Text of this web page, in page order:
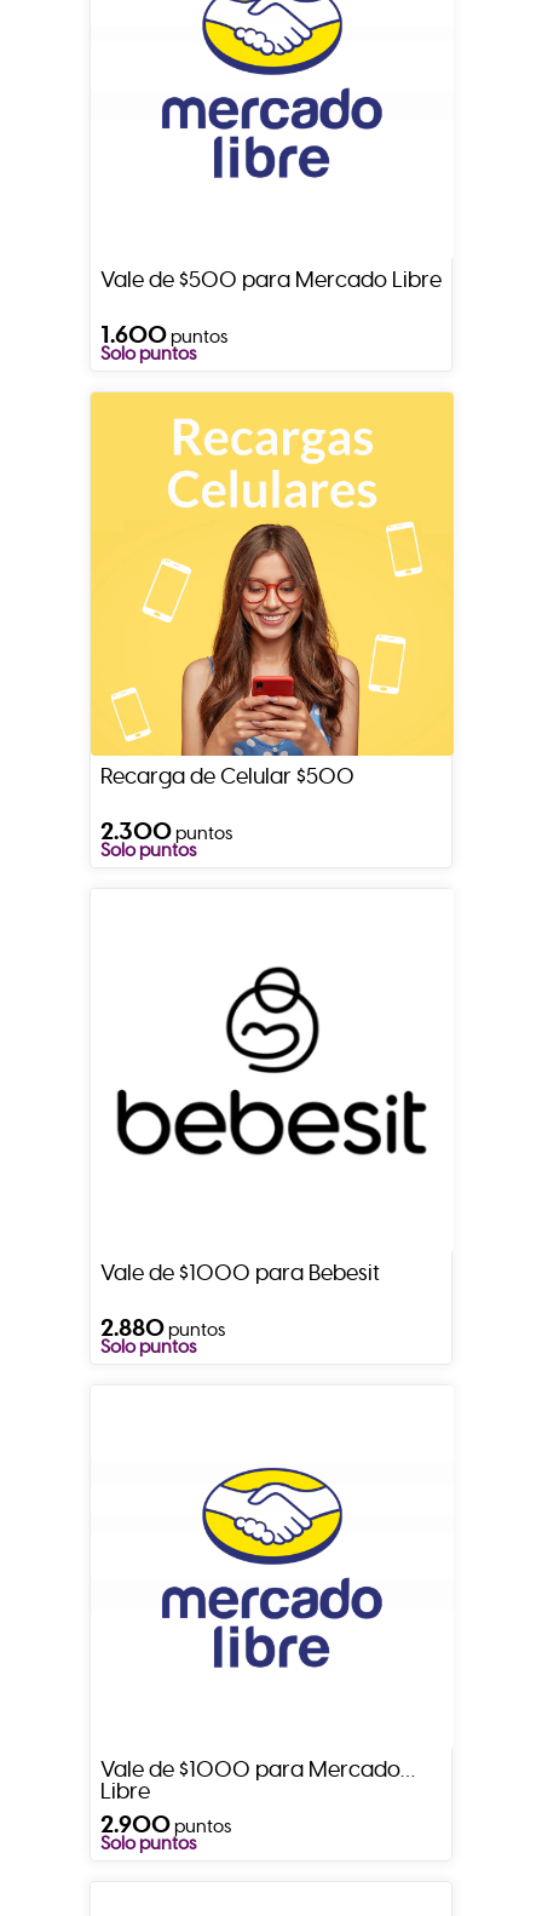
Vale de $500 para Mercado Libre
1.600puntos
Solo puntos
Recarga de Celular $500
2.300puntos
Solo puntos
Vale de $1000 para Bebesit
2.880puntos
Solo puntos
Vale de $1000 para Mercado
Libre
2.900puntos
Solo puntos